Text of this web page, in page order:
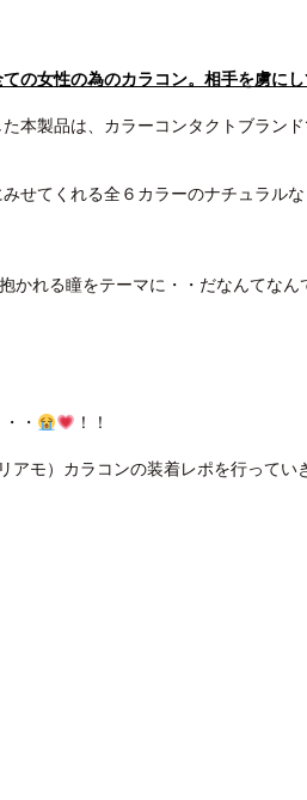
の女性の為のカラコン。相手を虜に
た本製品は、カラーコンタクトブラン
せてくれる全６カラーのナチュラル
かれる瞳をテーマに・・だなんてな
・ ！！
アモ）カラコンの装着レポを行ってい